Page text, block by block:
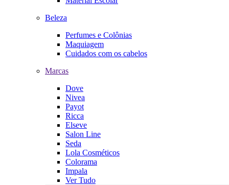
Beleza
Perfumes e Colônias
Maquiagem
Cuidados com os cabelos
Marcas
Dove
Nivea
Payot
Ricca
Elseve
Salon Line
Seda
Lola Cosméticos
Colorama
Impala
Ver Tudo